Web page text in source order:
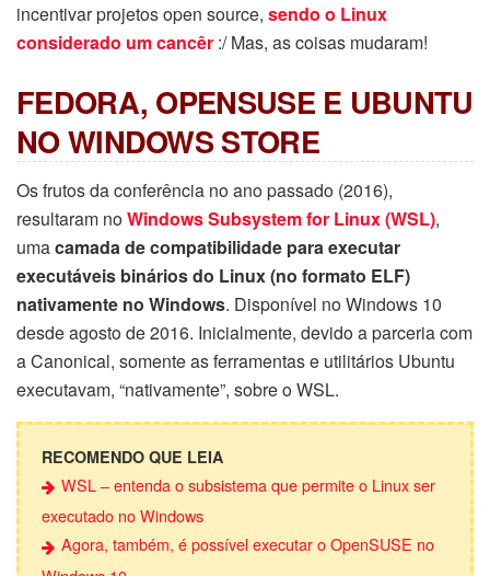
incentivar projetos open source, sendo o Linux
considerado um cancêr :/ Mas, as coisas mudaram!
FEDORA, OPENSUSE E UBUNTU
NO WINDOWS STORE
Os frutos da conferência no ano passado (2016),
resultaram noWindows Subsystem for Linux (WSL),
umacamada de compatibilidade para executar
executáveis ​​binários do Linux (no formato ELF)
nativamente no Windows. Disponível no Windows 10
desde agosto de 2016. Inicialmente, devido a parceria com
a Canonical, somente as ferramentas e utilitários Ubuntu
executavam, “nativamente”, sobre o WSL.
RECOMENDO QUE LEIA
WSL – entenda o subsistema que permite o Linux ser
executado no Windows
Agora, também, é possível executar o OpenSUSE no